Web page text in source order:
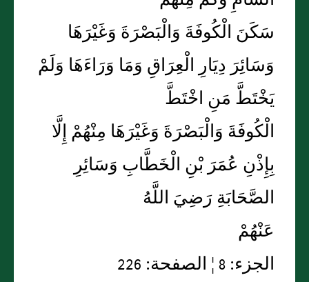
سَكَنَ الْكُوفَةَ وَالْبَصْرَةَ وَغَيْرَهَا
وَسَائِرَ دِيَارِ الْعِرَاقِ وَمَا وَرَاءَهَا وَلَمْ
يَخْتَطَّ مَنِ اخْتَطَّ
الْكُوفَةَ وَالْبَصْرَةَ وَغَيْرَهَا مِنْهُمْ إِلَّا
بِإِذْنِ عُمَرَ بْنِ الْخَطَّابِ وَسَائِرِ
الصَّحَابَةِ رَضِيَ اللَّهُ
عَنْهُمْ
الجزء: 8 ¦ الصفحة: 226